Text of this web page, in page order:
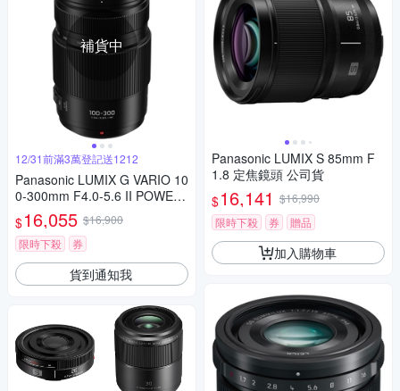
補貨中
12/31前滿3萬登記送1212
Panasonic LUMIX G VARIO 10
0-300mm F4.0-5.6 II POWER
O.I.S.二代變焦鏡頭 公司貨
$16,055 $16,900
限時下殺
券
貨到通知我
Panasonic LUMIX S 85mm F
1.8 定焦鏡頭 公司貨
$16,141 $16,990
限時下殺
券 贈品
加入購物車